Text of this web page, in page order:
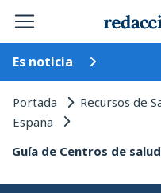
Es noticia
Portada Recursos de
España
Guía de Centros de